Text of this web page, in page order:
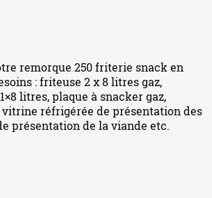
remorque 250 friterie snack en
: friteuse 2 x 8 litres gaz,
litres, plaque à snacker gaz,
réfrigérée de présentation des
présentation de la viande etc.